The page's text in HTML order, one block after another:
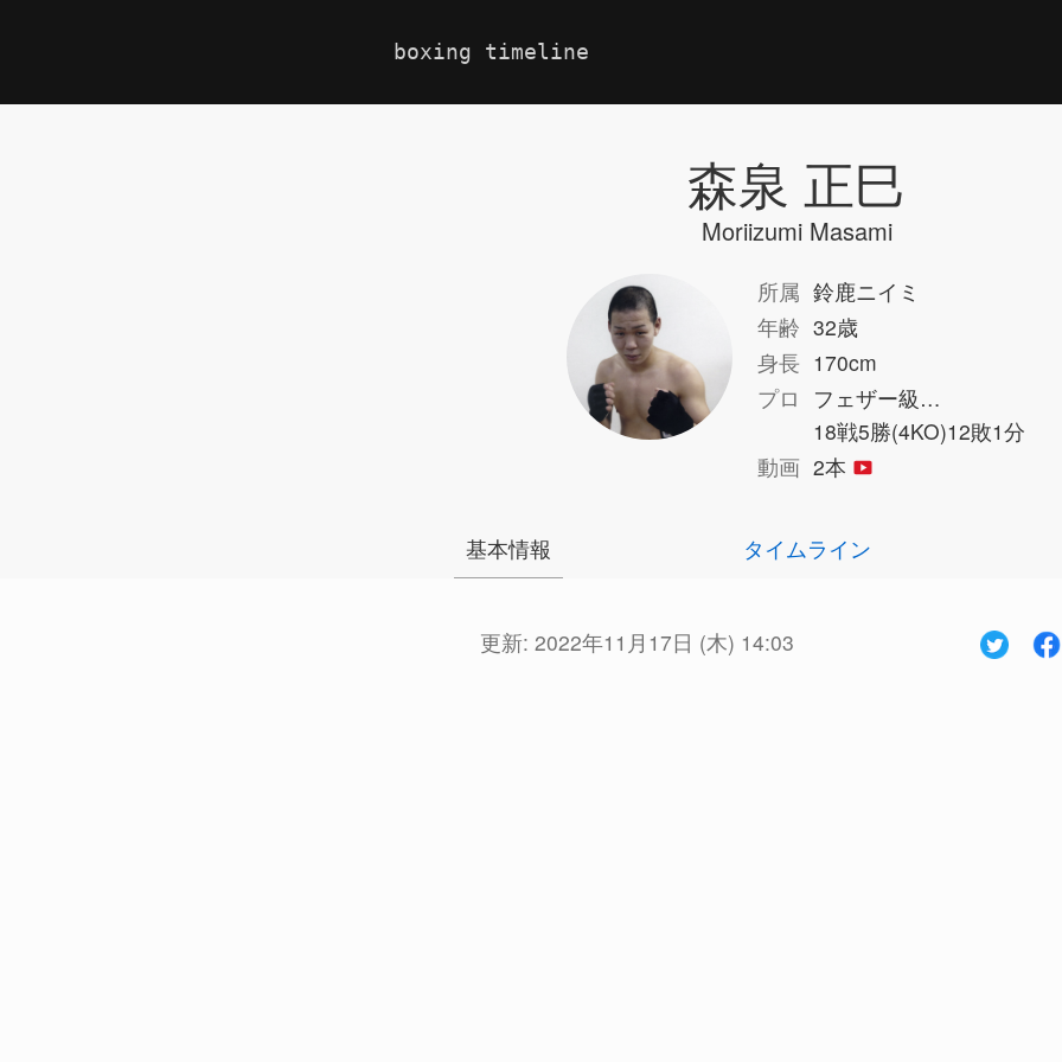
boxing timeline
森泉 正巳
Moriizumi Masami
所属 鈴鹿ニイミ
年齢 32歳
身長 170cm
プロ
フェザー級…
18戦5勝(4KO)12敗1分
動画 2本
基本情報 タイムライン
更新:2022年11月17日 (木) 14:03